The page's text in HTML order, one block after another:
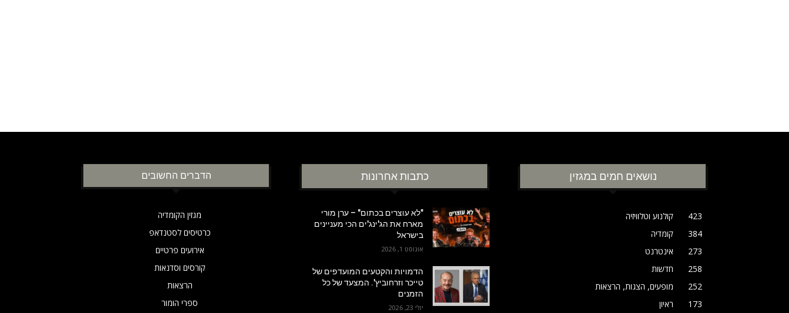
הדברים החשובים
מגזין הקומדיה
כרטיסים לסטנדאפ
אירועים פרטיים
קורסים וסדנאות
הרצאות
ספרי הומור
כתבות אחרונות
"לא עוצרים בכתום" – ערן מורי
מארח את הג'ינג'ים הכי מעניינים
בישראל
אוגוסט 1, 2026
הדמויות והקטעים המועדפים של
טייכר וזרחוביץ'. המצעד של כל
הזמנים
יולי 23, 2026
נושאים חמים במגזין
קולנוע וטלוויזיה
423
קומדיה
384
אינטרנט
273
חדשות
258
מופעים, הצגות, הרצאות
252
ראיון
173